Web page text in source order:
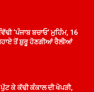
‘ਪੰਜਾਬ ਬਚਾਓ’ ਮੁਹਿੰਮ, 16
ਤੋਂ ਸ਼ੁਰੂ ਹੋਣਗੀਆਂ ਰੈਲੀਆਂ
ਕੇ ਕੱਢੀ ਕੰਕਾਲ ਦੀ ਖੋਪੜੀ,